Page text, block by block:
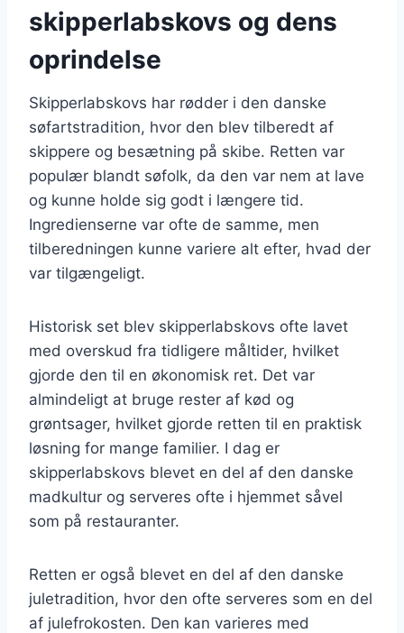
skipperlabskovs og dens
oprindelse
Skipperlabskovs har rødder i den danske
søfartstradition, hvor den blev tilberedt af
skippere og besætning på skibe. Retten var
populær blandt søfolk, da den var nem at lave
og kunne holde sig godt i længere tid.
Ingredienserne var ofte de samme, men
tilberedningen kunne variere alt efter, hvad der
var tilgængeligt.
Historisk set blev skipperlabskovs ofte lavet
med overskud fra tidligere måltider, hvilket
gjorde den til en økonomisk ret. Det var
almindeligt at bruge rester af kød og
grøntsager, hvilket gjorde retten til en praktisk
løsning for mange familier. I dag er
skipperlabskovs blevet en del af den danske
madkultur og serveres ofte i hjemmet såvel
som på restauranter.
Retten er også blevet en del af den danske
juletradition, hvor den ofte serveres som en del
af julefrokosten. Den kan varieres med